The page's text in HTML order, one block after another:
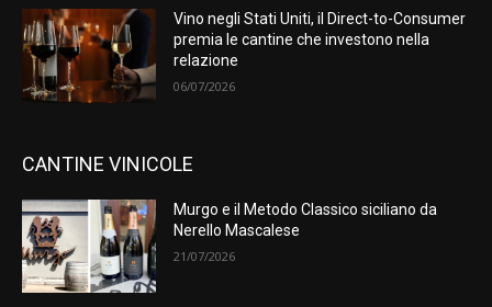
Vino negli Stati Uniti, il Direct-to-Consumer
premia le cantine che investono nella
relazione
06/07/2026
CANTINE VINICOLE
Murgo e il Metodo Classico siciliano da
Nerello Mascalese
21/07/2026